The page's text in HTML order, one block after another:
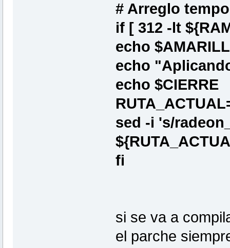
# Arreglo
if [ 312 -lt
echo
echo
echo $CIERRE
sed -i 's/
fi
si se va a
el parche